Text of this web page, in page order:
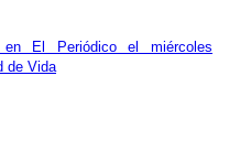
El Periódico el miércoles
de Vida